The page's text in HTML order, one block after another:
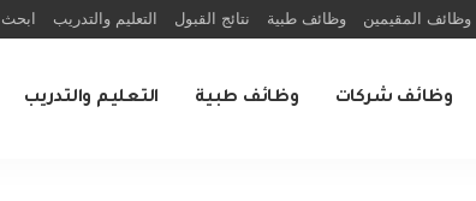
وظائف المقيمين وظائف طبية نتائج القبول التعليم والتدريب
وظائف شركات وظائف طبية التعليم والتدريب